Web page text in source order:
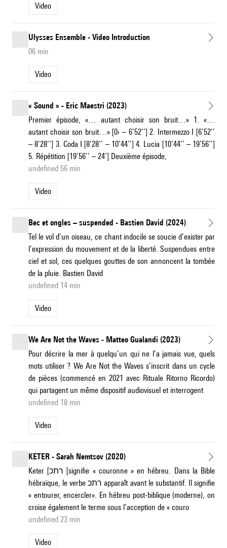
Video
Ulysses Ensemble - Video Introduction
06 min
Video
« Sound » - Eric Maestri (2023)
Premier épisode, «… autant choisir son bruit…» 1. «…
autant choisir son bruit…» [0› – 6’52’’] 2. Intermezzo I [6’52’’
– 8’28’’] 3. Coda I [8’28’’ – 10’44’’] 4. Lucia [10’44’’ – 19’56’’]
5. Répétition [19’56’’ – 24’] Deuxième épisode,
undefined 56 min
Video
Bec et ongles – suspended - Bastien David (2024)
Tel le vol d’un oiseau, ce chant indocile se soucie d’exister par
l’expression du mouvement et de la liberté. Suspendues entre
ciel et sol, ces quelques gouttes de son annoncent la tombée
de la pluie. Bastien David
undefined 14 min
Video
We Are Not the Waves - Matteo Gualandi (2023)
Pour décrire la mer à quelqu’un qui ne l’a jamais vue, quels
mots utiliser ? We Are Not the Waves s’inscrit dans un cycle
de pièces (commencé en 2021 avec Rituale Ritorno Ricordo)
qui partagent un même dispositif audiovisuel et interrogent
undefined 18 min
Video
KETER - Sarah Nemtsov (2020)
Keter [רתכ [signifie « couronne » en hébreu. Dans la Bible
hébraïque, le verbe רתכ apparaît avant le substantif. Il signifie
« entourer, encercler». En hébreu post-biblique (moderne), on
croise également le terme sous l’acception de « couro
undefined 23 min
Video